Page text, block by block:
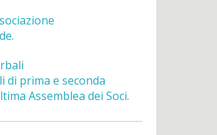
di prima e seconda
Assemblea dei Soci.